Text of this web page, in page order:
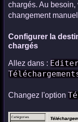
chargés. Au
changement
Configurer la
chargés
Allez dans : Editer
Changez l'option